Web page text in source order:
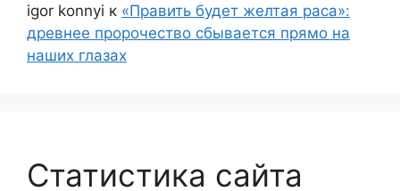
igor konnyi к «Править будет желтая раса»:
древнее пророчество сбывается прямо на
наших глазах
Статистика сайта